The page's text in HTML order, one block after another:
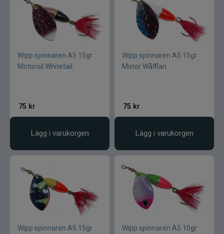
Lamson - Waterworks
Leech
LMP
Loop
Fly Dressing
Fox Rage
Wipp spinnaren A5 15gr
Motoroil Whitetail
75 kr
Lägg i varukorgen
Wipp spinnaren A5 15gr
Motor Wåfflan
75 kr
Lägg i varukorgen
Wipp spinnaren A5 15gr
Wipp spinnaren A5 10gr